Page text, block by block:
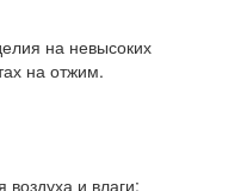
на невысоких
на отжим.
и влаги;